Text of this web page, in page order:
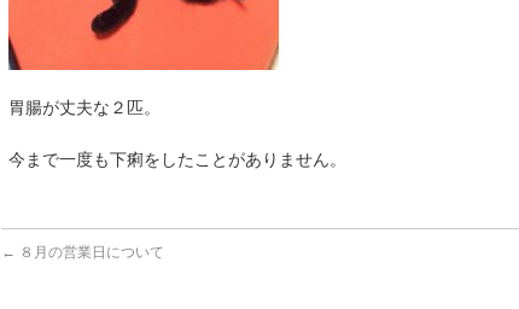
胃腸が丈夫な２匹。
今まで一度も下痢をしたことがありません。
← ８月の営業日について